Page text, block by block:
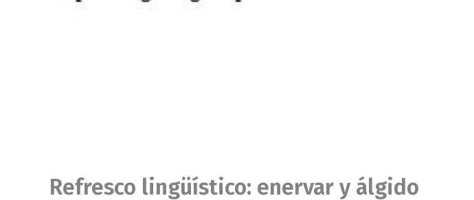
Refresco lingüístico: enervar y álgido